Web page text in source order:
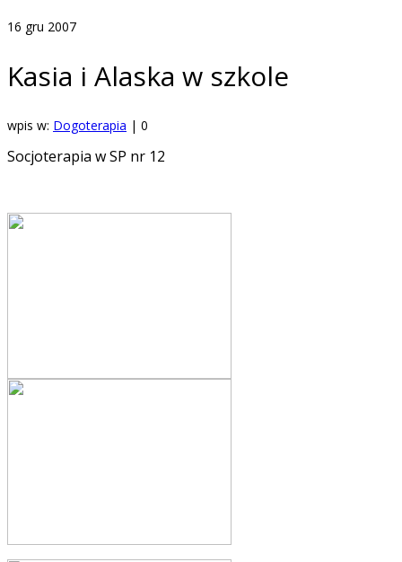
16 gru 2007
Kasia i Alaska w szkole
wpis w: Dogoterapia | 0
Socjoterapia w SP nr 12